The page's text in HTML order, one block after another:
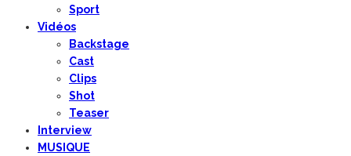
Sport
Vidéos
Backstage
Cast
Clips
Shot
Teaser
Interview
MUSIQUE